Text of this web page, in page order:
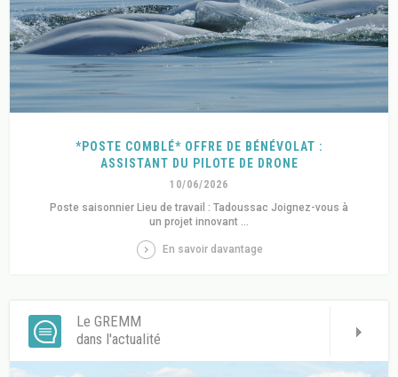
*POSTE COMBLÉ* OFFRE DE BÉNÉVOLAT :
ASSISTANT DU PILOTE DE DRONE
10/06/2026
Poste saisonnier Lieu de travail : Tadoussac Joignez-vous à
un projet innovant ...
En savoir davantage
Le GREMM
dans l'actualité